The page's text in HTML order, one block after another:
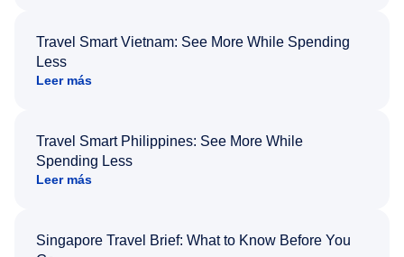
Travel Smart Vietnam: See More While Spending
Less
Leer más
Travel Smart Philippines: See More While
Spending Less
Leer más
Singapore Travel Brief: What to Know Before You